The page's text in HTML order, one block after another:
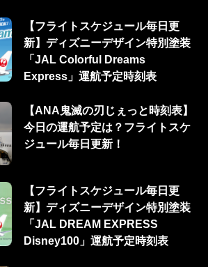
【フライトスケジュール毎日更
新】ディズニーデザイン特別塗装
「JAL Colorful Dreams
Express」運航予定時刻表
【ANA鬼滅の刃じぇっと時刻表】
今日の運航予定は？フライトスケ
ジュール毎日更新！
【フライトスケジュール毎日更
新】ディズニーデザイン特別塗装
「JAL DREAM EXPRESS
Disney100」運航予定時刻表